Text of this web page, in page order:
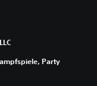
Party